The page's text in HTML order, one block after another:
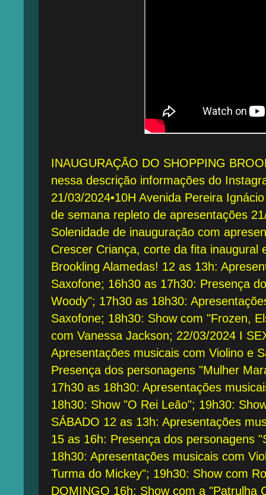
INAUGURAÇÃO DO SHOPPING
nessa descrição informações do
21/03/2024•10H Avenida Pereira
de semana repleto de apresentações
Solenidade de inauguração com
Crescer Criança, corte da fita inaugural
Brookling Alamedas! 12 as 13h:
Saxofone; 16h30 as 17h30: Presença
Woody"; 17h30 as 18h30:
Saxofone; 18h30: Show com "Frozen,
com Vanessa Jackson; 22/03/2024 I
Apresentações musicais com Violino e
Presença dos personagens "Mulher
17h30 as 18h30: Apresentações
18h30: Show "O Rei Leão"; 19h30:
SÁBADO 12 as 13h: Apresentações
15 as 16h: Presença dos personagens
18h30: Apresentações musicais com
Turma do Mickey"; 19h30: Show com
DOMINGO 16h: Show com a "Patrulha